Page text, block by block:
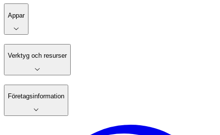
Appar
Verktyg och resurser
Företagsinformation